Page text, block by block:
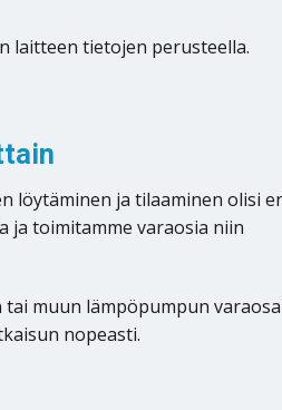
laitteen tietojen perusteella.
löytäminen ja tilaaminen olisi
ja toimitamme varaosia niin
muun lämpöpumpun
nopeasti.